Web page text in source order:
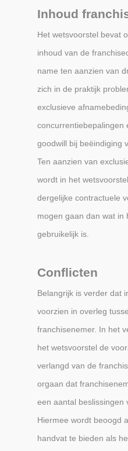
Inhoud
Het wetsvoorstel bevat
inhoud van de
name ten aanzien van
zich in de praktijk
exclusieve
concurrentiebepalingen
goodwill bij beëindiging
Ten aanzien van
wordt in het
dergelijke contractuele
mogen gaan dan wat in
gebruikelijk is.
Conflicten
Belangrijk is verder dat
voorzien in overleg
franchisenemer. In het
het wetsvoorstel de
verlangd van de
orgaan dat
een aantal beslissingen
Hiermee wordt beoogd
handvat te bieden als